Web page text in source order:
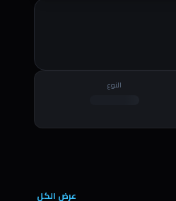
النوع
عرض الكل